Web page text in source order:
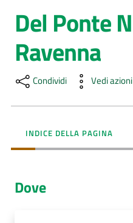
Azienda
Servizi
Luoghi
di
Menu selezionato
AUSL
Salta al contenuto
Del Ponte
Ravenna
Condividi Vedi azioni
INDICE DELLA PAGINA
Dove